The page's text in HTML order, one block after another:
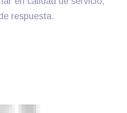
respuesta.